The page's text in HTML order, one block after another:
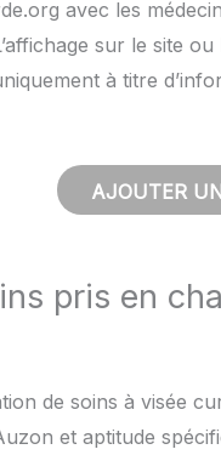
avec les
sur le site
à titre
AJOUTER
pris en
de soins à visée
et aptitude